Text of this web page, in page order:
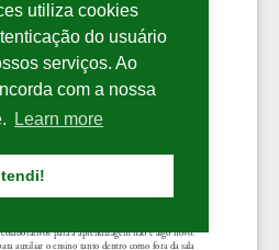
utiliza cookies
do usuário
serviços. Ao
com a nossa
Learn more